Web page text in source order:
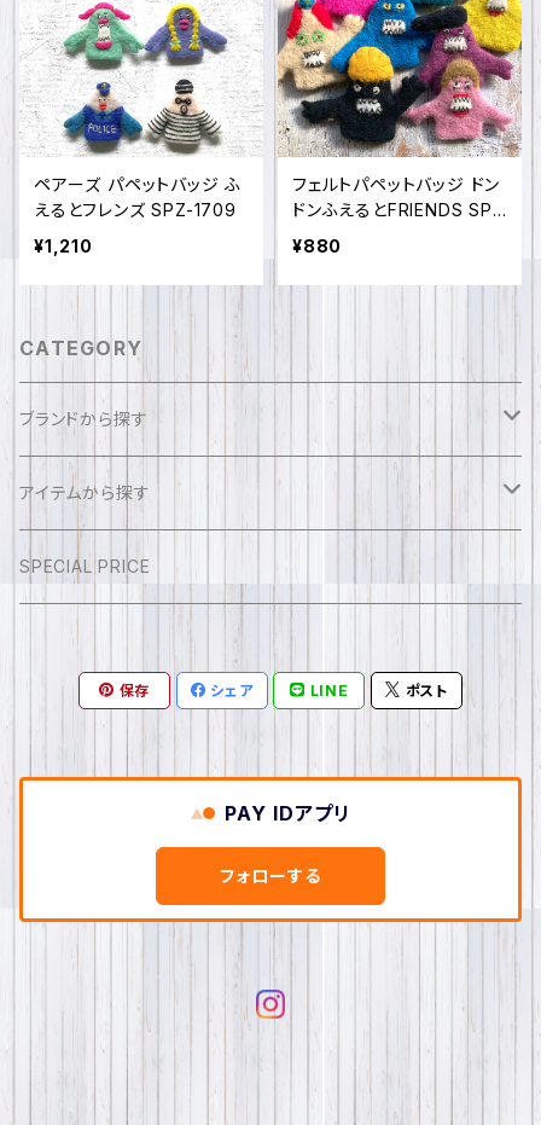
ペアーズ パペットバッジ ふ
えるとフレンズ SPZ-1709
¥1,210
フェルトパペットバッジ ドン
ドンふえるとFRIENDS SPZ
-1429
¥880
CATEGORY
ブランドから探す
sense of fun sola
ふえるとフレンズ
SENSE OF FUN
SPES1997
marimekko
THE NORTH FACE
アイテムから探す
アクセサリー
イヤリング
リング
ブレス・バングル
レディース帽子
メンズ帽子
ストール・マフラー
手袋
トートバッグ
財布・カードケース
キーホルダー・キーケース
SPECIAL PRICE
保存 シェア LINE ポスト
PAY IDアプリ
フォローする